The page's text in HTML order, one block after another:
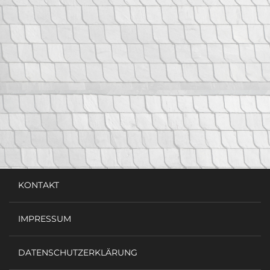
KONTAKT
IMPRESSUM
DATENSCHUTZERKLÄRUNG